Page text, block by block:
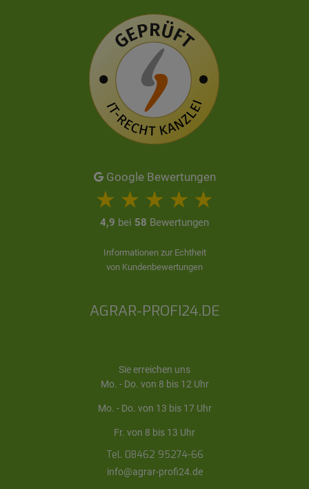
Google Bewertungen
4,9 bei 58 Bewertungen
Informationen zur Echtheit
von Kundenbewertungen
AGRAR-PROFI24.DE
Sie erreichen uns
Mo. - Do. von 8 bis 12 Uhr
Mo. - Do. von 13 bis 17 Uhr
Fr. von 8 bis 13 Uhr
Tel. 08462 95274-66
info@agrar-profi24.de